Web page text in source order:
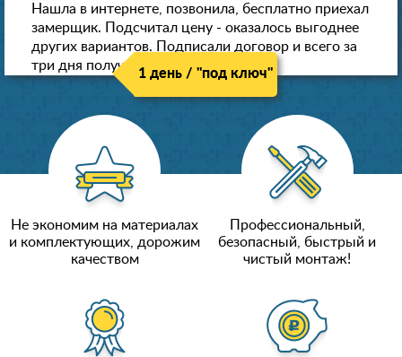
Нашла в интернете, позвонила, бесплатно приехал
замерщик. Подсчитал цену - оказалось выгоднее
других вариантов. Подписали договор и всего за
три дня получили новые потолки!
1 день / "под ключ"
Не экономим на материалах
и комплектующих, дорожим
качеством
Профессиональный,
безопасный, быстрый и
чистый монтаж!